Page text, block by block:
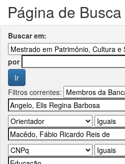
Página de Busca
Buscar em:
por
Filtros correntes: